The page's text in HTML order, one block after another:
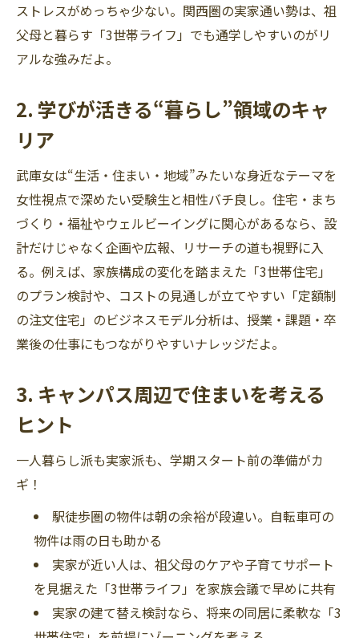
ストレスがめっちゃ少ない。関西圏の実家通い勢は、祖
父母と暮らす「3世帯ライフ」でも通学しやすいのがリ
アルな強みだよ。
2. 学びが活きる“暮らし”領域のキャ
リア
武庫女は“生活・住まい・地域”みたいな身近なテーマを
女性視点で深めたい受験生と相性バチ良し。住宅・まち
づくり・福祉やウェルビーイングに関心があるなら、設
計だけじゃなく企画や広報、リサーチの道も視野に入
る。例えば、家族構成の変化を踏まえた「3世帯住宅」
のプラン検討や、コストの見通しが立てやすい「定額制
の注文住宅」のビジネスモデル分析は、授業・課題・卒
業後の仕事にもつながりやすいナレッジだよ。
3. キャンパス周辺で住まいを考える
ヒント
一人暮らし派も実家派も、学期スタート前の準備がカ
ギ！
駅徒歩圏の物件は朝の余裕が段違い。自転車可の
物件は雨の日も助かる
実家が近い人は、祖父母のケアや子育てサポート
を見据えた「3世帯ライフ」を家族会議で早めに共有
実家の建て替え検討なら、将来の同居に柔軟な「3